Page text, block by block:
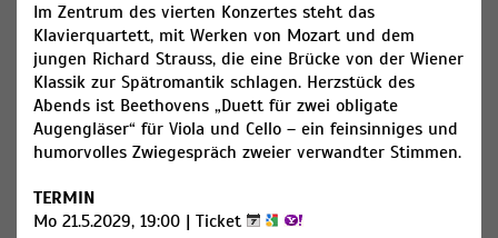
Im Zentrum des vierten Konzertes steht das
Klavierquartett, mit Werken von Mozart und dem
jungen Richard Strauss, die eine Brücke von der Wiener
Klassik zur Spätromantik schlagen. Herzstück des
Abends ist Beethovens „Duett für zwei obligate
Augengläser“ für Viola und Cello – ein feinsinniges und
humorvolles Zwiegespräch zweier verwandter Stimmen.
TERMIN
Mo 21.5.2029, 19:00 | Ticket